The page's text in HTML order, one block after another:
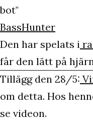
bot"
BassHunter
Den har spelats i
får den lätt på
Tillägg den 28/5:
om detta. Hos
se videon.